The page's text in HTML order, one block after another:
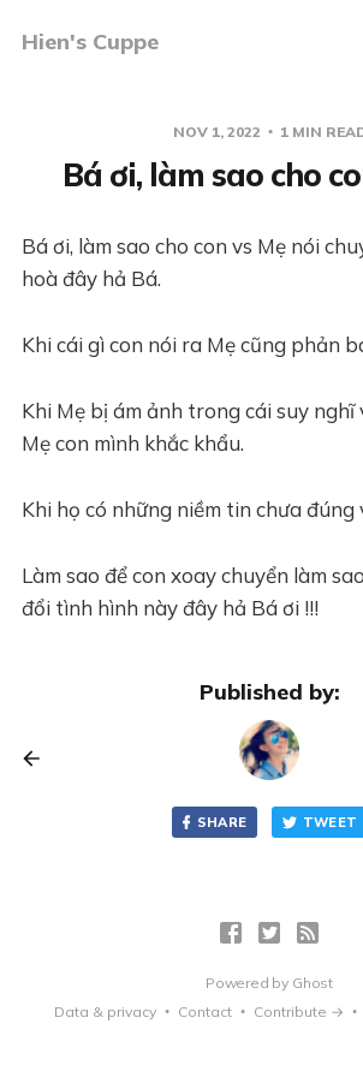
Hien's Cuppe
NOV 1, 2022 1 MIN
Bá ơi, làm sao cho
Bá ơi, làm sao cho con vs Mẹ nói
hoà đây hả Bá.
Khi cái gì con nói ra Mẹ cũng phản
Khi Mẹ bị ám ảnh trong cái suy nghĩ
Mẹ con mình khắc khẩu.
Khi họ có những niềm tin chưa đúng
Làm sao để con xoay chuyển làm
đổi tình hình này đây hả Bá ơi !!!
Published by:
SHARE TWEET
Powered by Ghost
Data & privacy
Contact Contribute →